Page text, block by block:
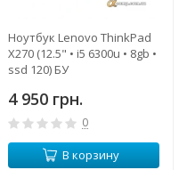
Ноутбук Lenovo ThinkPad
X270 (12.5" • i5 6300u • 8gb •
ssd 120) БУ
4 950 грн.
0
В корзину